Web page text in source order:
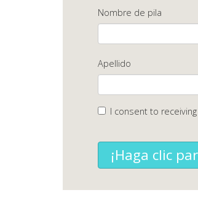
Nombre de pila
Apellido
I consent to
¡Haga clic